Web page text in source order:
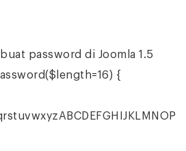
password di Joomla 1.5
{